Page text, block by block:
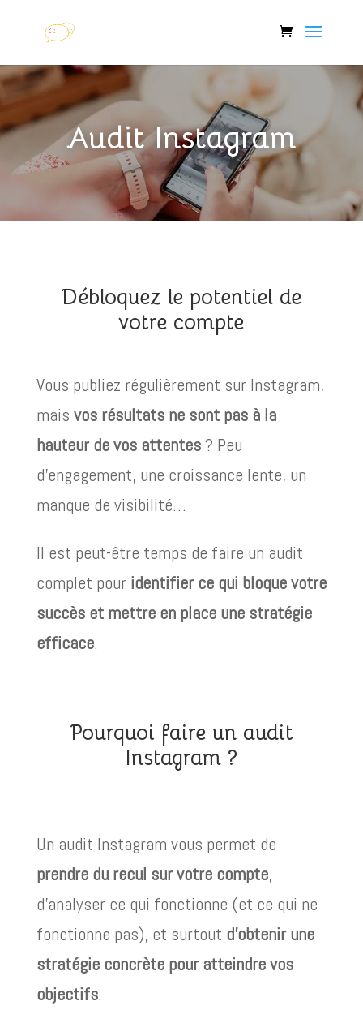
Audit Instagram
Débloquez le potentiel de
votre compte
Vous publiez régulièrement sur Instagram,
mais vos résultats ne sont pas à la
hauteur de vos attentes? Peu
d’engagement, une croissance lente, un
manque de visibilité…
Il est peut-être temps de faire un audit
complet pour identifier ce qui bloque votre
succès et mettre en place une stratégie
efficace.
Pourquoi faire un audit
Instagram ?
Un audit Instagram vous permet de
prendre du recul sur votre compte,
d’analyser ce qui fonctionne (et ce qui ne
fonctionne pas), et surtout d’obtenir une
stratégie concrète pour atteindre vos
objectifs.